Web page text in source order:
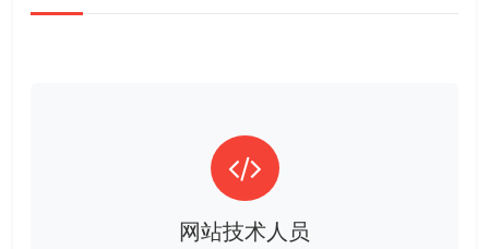
网站技术人员